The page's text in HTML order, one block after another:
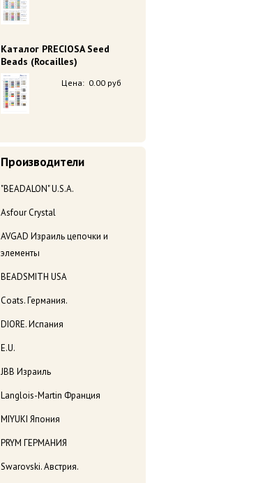
Каталог PRECIOSA Seed
Beads (Rocailles)
Цена: 0.00 руб
Производители
"BEADALON" U.S.A.
Asfour Crystal
AVGAD Израиль цепочки и
элементы
BEADSMITH USA
Coats. Германия.
DIORE. Испания
E.U.
JBB Израиль
Langlois-Martin Франция
MIYUKI Япония
PRYM ГЕРМАНИЯ
Swarovski. Австрия.